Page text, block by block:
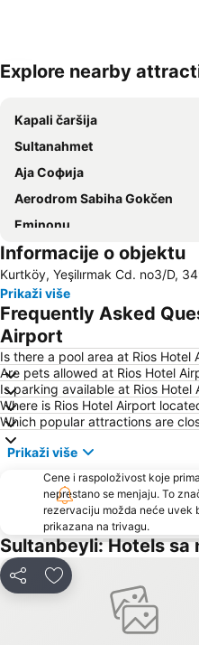
Explore nearby
Kapali čaršija
Sultanahmet
Аја Софија
Aerodrom Sabiha Gokčen
Eminonu
Bakirkoy - Incirli Metro Station
Bosphorus
Acibadem Subway Station
Yenikapi Subway Station
Karakoy Limani
Bakırköy
Lale Festivali
Galata Bridge
Küçükçekmece
Istanbul Anatolian Side
Topkapı Palace
Kumkapi
Halic Subway Station
Eyup Sultan Mosque
Informacije o objektu
Kurtköy, Yeşilırmak Cd. no3/D,
Prikaži više
Frequently Asked
Airport
Is there a pool area at Rios Hotel
Are pets allowed at Rios Hotel
Is parking available at Rios Hotel
Where is Rios Hotel Airport
Which popular attractions are
Prikaži više
Cene i raspoloživost koje
neprestano se menjaju. To
rezervaciju možda neće uvek
prikazana na trivagu.
Sultanbeyli: Hotels sa
Deli Dodati u favorite